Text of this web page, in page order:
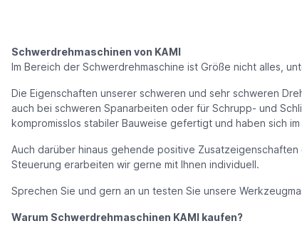
Schwerdrehmaschinen von KAMI
Im Bereich der Schwerdrehmaschine ist Größe nicht alles,
Die Eigenschaften unserer schweren und sehr schweren
auch bei schweren Spanarbeiten oder für Schrupp- und
kompromisslos stabiler Bauweise gefertigt und haben sich
Auch darüber hinaus gehende positive
Steuerung erarbeiten wir gerne mit Ihnen individuell.
Sprechen Sie und gern an un testen Sie unsere
Warum Schwerdrehmaschinen KAMI kaufen?